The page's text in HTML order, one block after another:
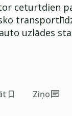
ceturtdien
uzlādes
Ziņo